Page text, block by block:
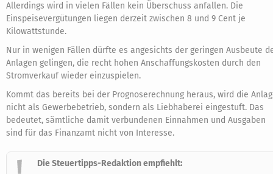
Allerdings wird in vielen Fällen kein Überschuss anfallen. Die
Einspeisevergütungen liegen derzeit zwischen 8 und 9 Cent je
Kilowattstunde.
Nur in wenigen Fällen dürfte es angesichts der geringen Ausbeute
Anlagen gelingen, die recht hohen Anschaffungskosten durch den
Stromverkauf wieder einzuspielen.
Kommt das bereits bei der Prognoserechnung heraus, wird die
nicht als Gewerbebetrieb, sondern als Liebhaberei eingestuft. Das
bedeutet, sämtliche damit verbundenen Einnahmen und Ausgaben
sind für das Finanzamt nicht von Interesse.
Die Steuertipps-Redaktion empfiehlt: